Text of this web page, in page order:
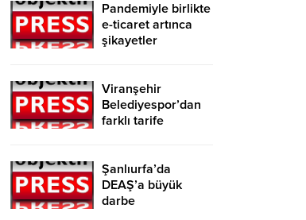
Pandemiyle birlikte
e-ticaret artınca
şikayetler
Viranşehir
Belediyespor’dan
farklı tarife
Şanlıurfa’da
DEAŞ’a büyük
darbe